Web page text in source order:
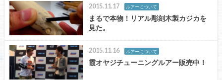
2015.11.17 ルアーについて
まるで本物！リアル彫刻木製カジカを
見た。
2015.11.16 ルアーについて
霞オヤジチューニングルアー販売中！